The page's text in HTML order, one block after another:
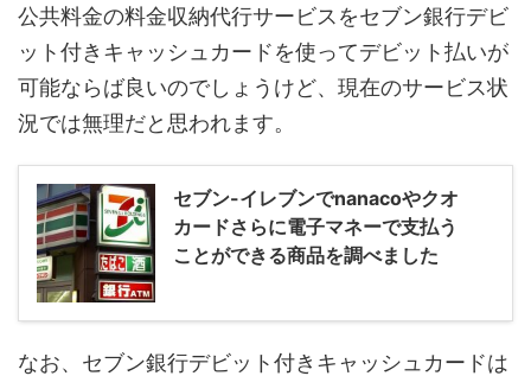
公共料金の料金収納代行サービスをセブン銀行デビ
ット付きキャッシュカードを使ってデビット払いが
可能ならば良いのでしょうけど、現在のサービス状
況では無理だと思われます。
セブン-イレブンでnanacoやクオ
カードさらに電子マネーで支払う
ことができる商品を調べました
なお、セブン銀行デビット付きキャッシュカードは